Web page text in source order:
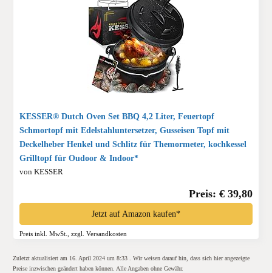
KESSER® Dutch Oven Set BBQ 4,2 Liter, Feuertopf
Schmortopf mit Edelstahluntersetzer, Gusseisen Topf mit
Deckelheber Henkel und Schlitz für Themormeter, kochkessel
Grilltopf für Oudoor & Indoor*
von KESSER
Preis: € 39,80
Jetzt auf Amazon kaufen*
Preis inkl. MwSt., zzgl. Versandkosten
Zuletzt aktualisiert am 16. April 2024 um 8:33 . Wir weisen darauf hin, dass sich hier angezeigte
Preise inzwischen geändert haben können. Alle Angaben ohne Gewähr.